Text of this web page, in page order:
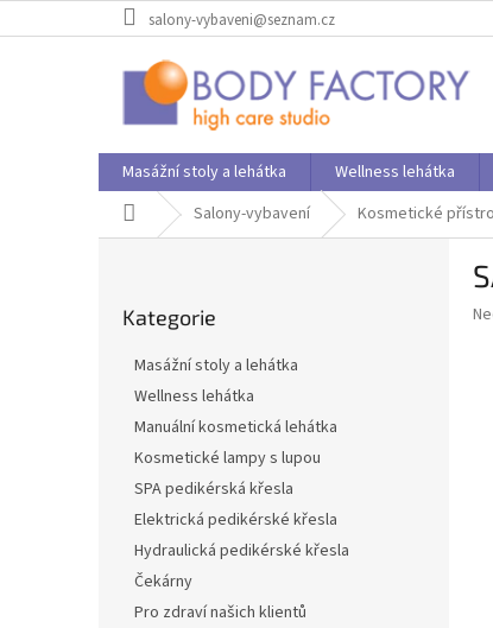
na
salony-vybaveni@seznam.cz
Masážní stoly a lehátka Wellness lehátka
Domů Salony-vybavení Kosmetické
kategorie
Kategorie
Masážní stoly a lehátka
Wellness lehátka
Manuální kosmetická lehátka
Kosmetické lampy s lupou
SPA pedikérská křesla
Elektrická pedikérské křesla
Hydraulická pedikérské křesla
Čekárny
Pro zdraví našich klientů